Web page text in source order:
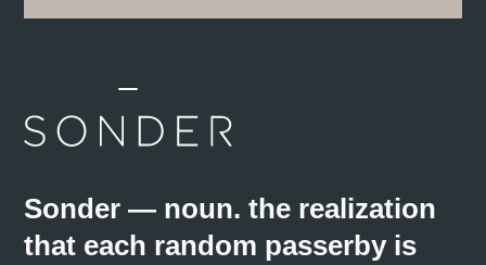
Sonder — noun. the realization
that each random passerby is